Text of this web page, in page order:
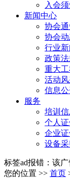
入会
新闻中心
协会
协会
行业新
政策
重大
活动
信息
服务
培训信
个人
企业
设备
标签ad报错：该广
您的位置 >> 首页